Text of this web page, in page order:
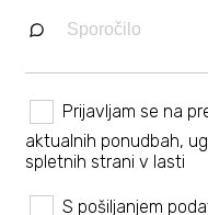
Prijavljam se na
aktualnih ponudbah,
spletnih strani v lasti
S pošiljanjem